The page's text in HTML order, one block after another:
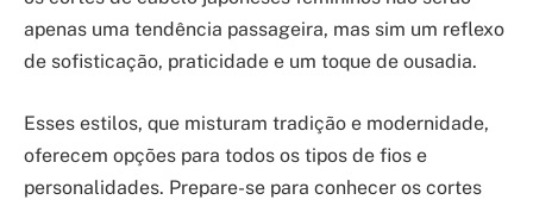
apenas uma tendência passageira, mas sim um reflexo
de sofisticação, praticidade e um toque de ousadia.
Esses estilos, que misturam tradição e modernidade,
oferecem opções para todos os tipos de fios e
personalidades. Prepare-se para conhecer os cortes